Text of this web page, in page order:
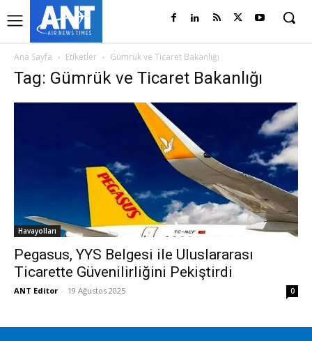
Ana Sayfa Etiketler Gümrük ve Ticaret Bakanlığı
Tag: Gümrük ve Ticaret Bakanlığı
Havayolları
Pegasus, YYS Belgesi ile Uluslararası
Ticarette Güvenilirliğini Pekiştirdi
ANT Editor - 19 Ağustos 2025 0